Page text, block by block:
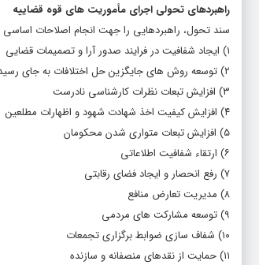
راهبردهای تحولی اجرای مأموریت های قوه قضاییه
سند تحول، راهبردهایی را جهت انجام اصلاحات اساسی
۱) ایجاد شفافیت در فرایند صدور آرا و تصمیمات قضایی
۲) توسعه روش های جایگزین حل اختلافات به جای رسیدگی قضائی
۳) افزایش تبعات نظرات کارشناسی نادرست
۴) افزایش کیفیت اخذ شهادت شهود و اظهارات مطلعین
۵) افزایش تبعات متواری شدن محکومان
۶) ارتقاء شفافیت اطلاعاتی
۷) رفع انحصار و ایجاد فضای رقابتی
۸) مدیریت تعارض منافع
۹) توسعه مشارکت های مردمی
۱۰) شفاف سازی ضوابط برگزاری تجمعات
۱۱) حمایت از نقدهای منصفانه و سازنده